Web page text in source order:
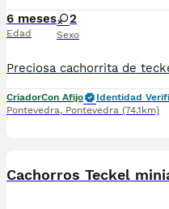
6 meses
Edad
2
Sexo
CriadorCon Afijo
Identidad
Pontevedra, Pontevedra (74.1km)
Cachorros Teckel